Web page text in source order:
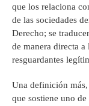
que los relaciona
de las sociedades
Derecho; se
de manera directa a
resguardantes
Una definición
que sostiene uno